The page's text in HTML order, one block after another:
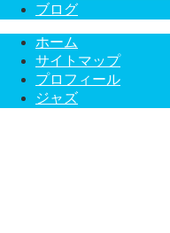
ブログ
ホーム
サイトマップ
プロフィール
ジャズ